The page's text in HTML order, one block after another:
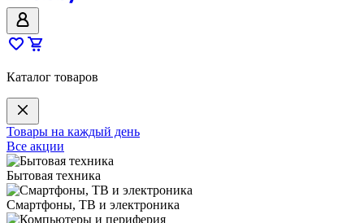
Каталог товаров
Товары на каждый день
Все акции
Бытовая техника
Смартфоны, ТВ и электроника